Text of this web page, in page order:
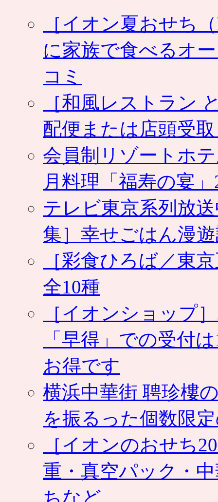
ド
載
店
の
せ
ち
が
人
予
約
注
文
通
販
も
受
付
中
［イオン夏おせち
に家族で食べるオ
コミ
［和風レストラン
配便または店頭受
会員制リゾートホ
月料理「福寿の宴
テレビ東京系列放
集］幸せごはん漫
［彩食ひろば／東
全10種
［イオンショップ
「早得」での受付
お得です
横浜中華街 聘珍樓
を振るった個数限
［イオンのおせち
重・真空パック・
ちなど